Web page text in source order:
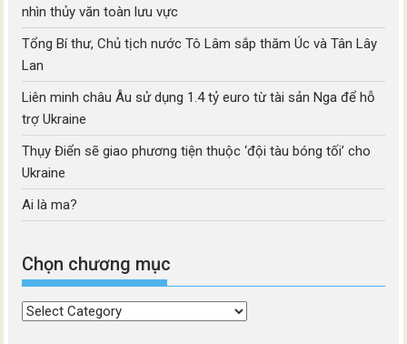
nhìn thủy văn toàn lưu vực
Tổng Bí thư, Chủ tịch nước Tô Lâm sắp thăm Úc và Tân Lây
Lan
Liên minh châu Âu sử dụng 1.4 tỷ euro từ tài sản Nga để hỗ
trợ Ukraine
Thụy Điển sẽ giao phương tiện thuộc ‘đội tàu bóng tối’ cho
Ukraine
Ai là ma?
Chọn chương mục
Chọn